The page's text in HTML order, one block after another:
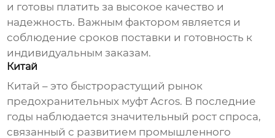
и готовы платить за высокое качество и
надежность. Важным фактором является и
соблюдение сроков поставки и готовность к
индивидуальным заказам.
Китай
Китай – это быстрорастущий рынок
предохранительных муфт Acros. В последние
годы наблюдается значительный рост спроса,
связанный с развитием промышленного